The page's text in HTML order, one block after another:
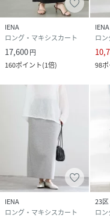
ネイビー着用スタッ
詳細着用スタッフ身長
性別タイプ レデ
本
布:
サイズ 34
クリーニング 本体:
品番
IENA
ロング・マキシスカート
17,600円
160ポイント(1倍)
IENA
ロ
98
IENA
ロング・マキシスカート
23区
ロ